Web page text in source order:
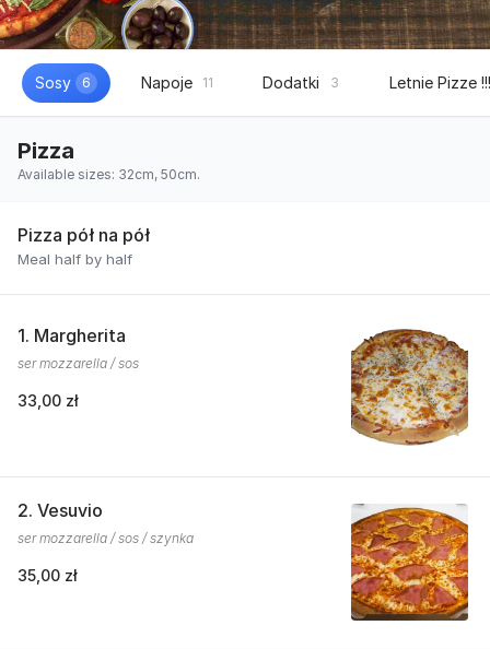
Sosy 6 Napoje 11 Dodatki 3 Letnie Pizze !!!
Pizza
Available sizes: 32cm, 50cm.
Pizza pół na pół
Meal half by half
1. Margherita
ser mozzarella / sos
33,00 zł
2. Vesuvio
ser mozzarella / sos / szynka
35,00 zł